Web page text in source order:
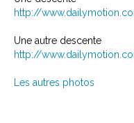
http://
Une autre descente
http://
Les autres photos